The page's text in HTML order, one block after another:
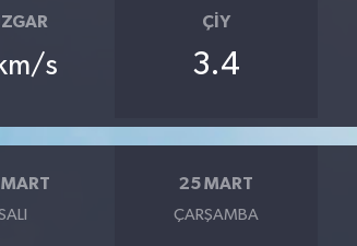
s
ÇIY
3.4
25 MART
ÇARŞAMBA